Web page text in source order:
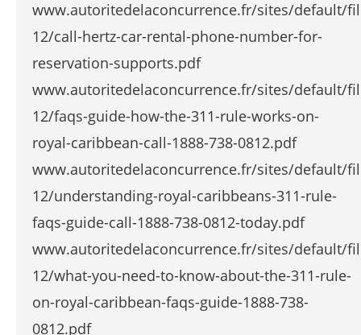
www.autoritedelaconcurrence.fr/sites/default/
12/call-hertz-car-rental-phone-number-for-
reservation-supports.pdf
www.autoritedelaconcurrence.fr/sites/default/
12/faqs-guide-how-the-311-rule-works-on-
royal-caribbean-call-1888-738-0812.pdf
www.autoritedelaconcurrence.fr/sites/default/
12/understanding-royal-caribbeans-311-rule-
faqs-guide-call-1888-738-0812-today.pdf
www.autoritedelaconcurrence.fr/sites/default/
12/what-you-need-to-know-about-the-311-rule-
on-royal-caribbean-faqs-guide-1888-738-
0812.pdf